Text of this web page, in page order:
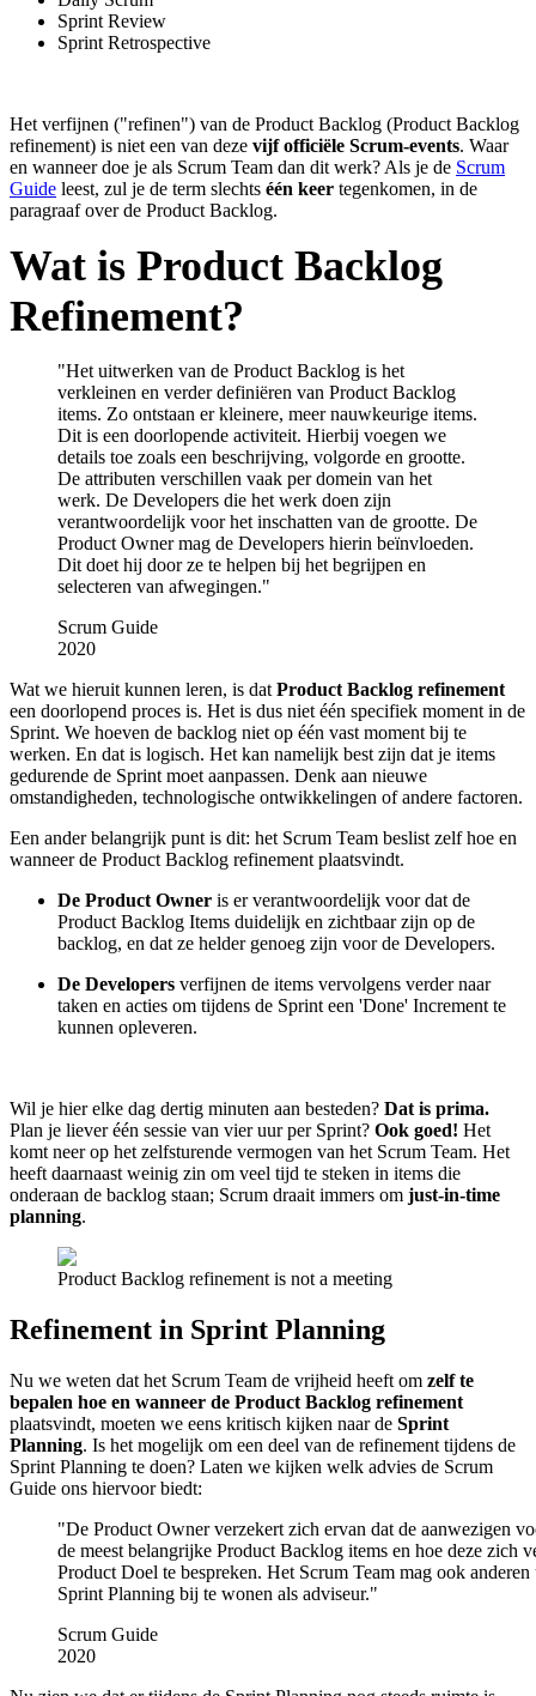
Sprint Review
Sprint Retrospective
Het verfijnen ("refinen") van de Product Backlog (Product Backlog
refinement) is niet een van deze vijf officiële Scrum-events. Waar
en wanneer doe je als Scrum Team dan dit werk? Als je de Scrum
Guide leest, zul je de term slechts één keer tegenkomen, in de
paragraaf over de Product Backlog.
Wat is Product Backlog
Refinement?
"Het uitwerken van de Product Backlog is het
verkleinen en verder definiëren van Product Backlog
items. Zo ontstaan er kleinere, meer nauwkeurige items.
Dit is een doorlopende activiteit. Hierbij voegen we
details toe zoals een beschrijving, volgorde en grootte.
De attributen verschillen vaak per domein van het
werk. De Developers die het werk doen zijn
verantwoordelijk voor het inschatten van de grootte. De
Product Owner mag de Developers hierin beïnvloeden.
Dit doet hij door ze te helpen bij het begrijpen en
selecteren van afwegingen."
Scrum Guide
2020
Wat we hieruit kunnen leren, is dat Product Backlog refinement
een doorlopend proces is. Het is dus niet één specifiek moment in de
Sprint. We hoeven de backlog niet op één vast moment bij te
werken. En dat is logisch. Het kan namelijk best zijn dat je items
gedurende de Sprint moet aanpassen. Denk aan nieuwe
omstandigheden, technologische ontwikkelingen of andere factoren.
Een ander belangrijk punt is dit: het Scrum Team beslist zelf hoe en
wanneer de Product Backlog refinement plaatsvindt.
De Product Owner is er verantwoordelijk voor dat de
Product Backlog Items duidelijk en zichtbaar zijn op de
backlog, en dat ze helder genoeg zijn voor de Developers.
De Developers verfijnen de items vervolgens verder naar
taken en acties om tijdens de Sprint een 'Done' Increment te
kunnen opleveren.
Wil je hier elke dag dertig minuten aan besteden? Dat is prima.
Plan je liever één sessie van vier uur per Sprint? Ook goed! Het
komt neer op het zelfsturende vermogen van het Scrum Team. Het
heeft daarnaast weinig zin om veel tijd te steken in items die
onderaan de backlog staan; Scrum draait immers om just-in-time
planning.
Product Backlog refinement is not a meeting
Refinement in Sprint Planning
Nu we weten dat het Scrum Team de vrijheid heeft om zelf te
bepalen hoe en wanneer de Product Backlog refinement
plaatsvindt, moeten we eens kritisch kijken naar de Sprint
Planning. Is het mogelijk om een deel van de refinement tijdens de
Sprint Planning te doen? Laten we kijken welk advies de Scrum
Guide ons hiervoor biedt:
"De Product Owner verzekert zich ervan dat de aanwezigen
de meest belangrijke Product Backlog items en hoe deze zich
Product Doel te bespreken. Het Scrum Team mag ook
Sprint Planning bij te wonen als adviseur."
Scrum Guide
2020